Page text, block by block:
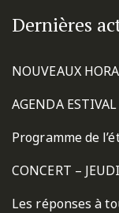
Dernières
NOUVEAUX
AGENDA
Programme de
CONCERT –
Les réponses à